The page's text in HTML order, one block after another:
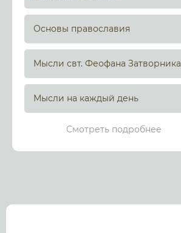
Основы православия
Мысли свт. Феофана Затворника
Мысли на каждый день
Смотреть подробнее